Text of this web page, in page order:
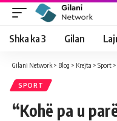
Shka ka 3 Gilan
Gilani Network > Blog > Krejta > Sport >
SPORT
“Kohë pa u